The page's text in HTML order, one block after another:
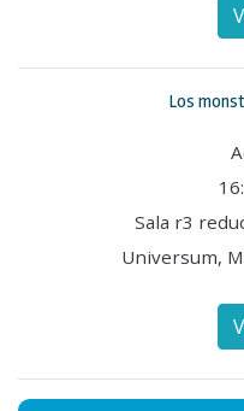
Los
Sala r3
Universum,